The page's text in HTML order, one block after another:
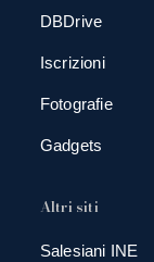
DBDrive
Iscrizioni
Fotografie
Gadgets
Altri siti
Salesiani INE